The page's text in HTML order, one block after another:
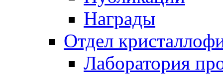
Награды
Отдел
Лаборатория